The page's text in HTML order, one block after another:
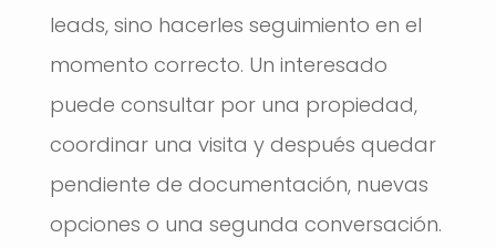
leads, sino hacerles seguimiento en el
momento correcto. Un interesado
puede consultar por una propiedad,
coordinar una visita y después quedar
pendiente de documentación, nuevas
opciones o una segunda conversación.